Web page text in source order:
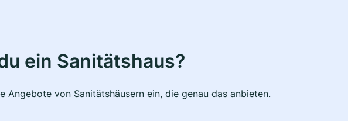
ein Sanitätshaus?
von Sanitätshäusern ein, die genau das anbieten.